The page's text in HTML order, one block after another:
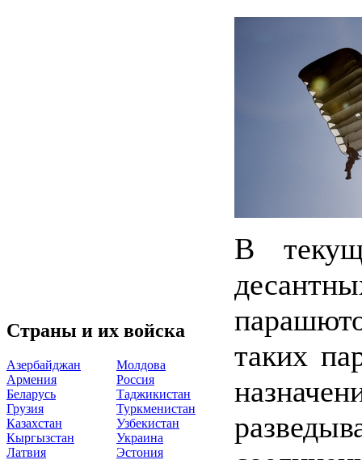
Страны и их войска
Азербайджан
Армения
Беларусь
Грузия
Казахстан
Кыргызстан
Латвия
Молдова
Россия
Таджикистан
Туркменистан
Узбекистан
Украина
Эстония
В
таких